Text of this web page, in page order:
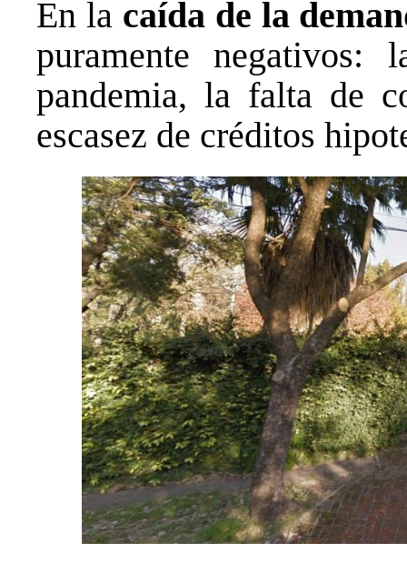
En la caída de la
puramente negativos:
pandemia, la falta de
escasez de créditos